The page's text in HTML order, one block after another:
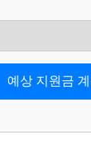
예상 지원금 계